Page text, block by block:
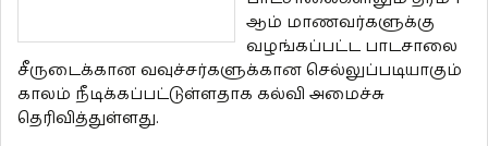
ஆம் மாணவர்களுக்கு
வழங்கப்பட்ட பாடசாலை
சீருடைக்கான வவுச்சர்களுக்கான செல்லுப்படியாகும்
காலம் நீடிக்கப்பட்டுள்ளதாக கல்வி அமைச்சு
தெரிவித்துள்ளது.